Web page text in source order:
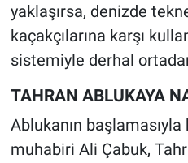
yaklaşırsa, denizde
kaçakçılarına karşı
sistemiyle derhal
TAHRAN ABLUKAYA
Ablukanın
muhabiri Ali Çabuk,